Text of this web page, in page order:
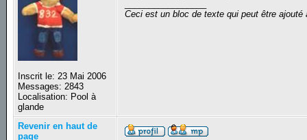
Inscrit le: 23 Mai 2006
Messages: 2843
Localisation: Pool à
glande
Ceci est un bloc de texte qui peut être
Revenir en haut de
page